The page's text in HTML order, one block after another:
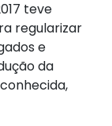
teve
regularizar
e
da